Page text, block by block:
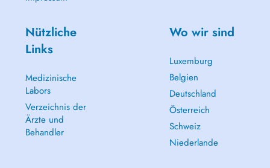
Nützliche
Links
Medizinische
Labors
Verzeichnis der
Ärzte und
Behandler
Wo wir sind
Luxemburg
Belgien
Deutschland
Österreich
Schweiz
Niederlande